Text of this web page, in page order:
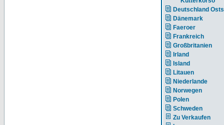
Deutschland
Dänemark
Faeroer
Frankreich
Großbritanien
Irland
Island
Litauen
Niederlande
Norwegen
Polen
Schweden
Zu Verkaufen